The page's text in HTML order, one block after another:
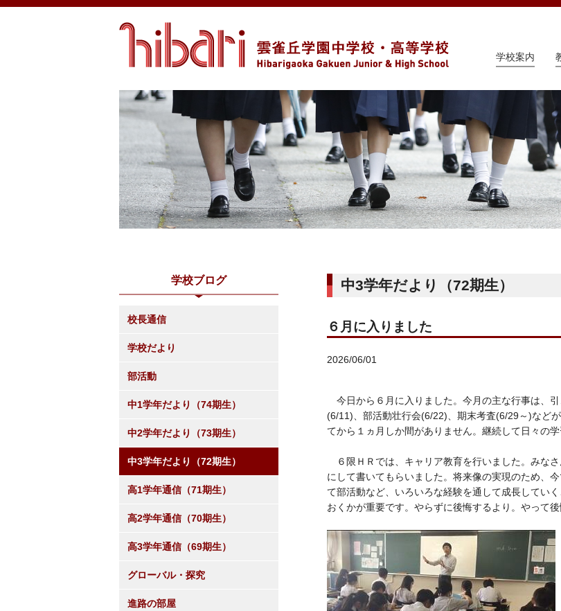
学校案内
中3学年だより（72期生）
６月に入りました
2026/06/01
今日から６月に入りました。今月の主な行事は、
(6/11)、部活動壮行会(6/22)、期末考査(6/29～)など
てから１ヵ月しか間がありません。継続して日々の学
６限ＨＲでは、キャリア教育を行いました。みな
にして書いてもらいました。将来像の実現のため、
て部活動など、いろいろな経験を通して成長してい
おくかが重要です。やらずに後悔するより。やって
学校ブログ
校長通信
学校だより
部活動
中1学年だより（74期生）
中2学年だより（73期生）
中3学年だより（72期生）
高1学年通信（71期生）
高2学年通信（70期生）
高3学年通信（69期生）
グローバル・探究
進路の部屋